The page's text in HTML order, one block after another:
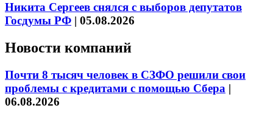
Никита Сергеев снялся с выборов депутатов
Госдумы РФ | 05.08.2026
Новости компаний
Почти 8 тысяч человек в СЗФО решили свои
проблемы с кредитами с помощью Сбера |
06.08.2026